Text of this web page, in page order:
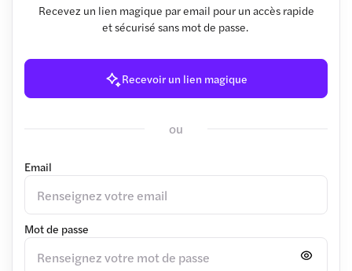
Recevez un lien magique par email pour un accès rapide
et sécurisé sans mot de passe.
Recevoir un lien magique
ou
Email
Mot de passe